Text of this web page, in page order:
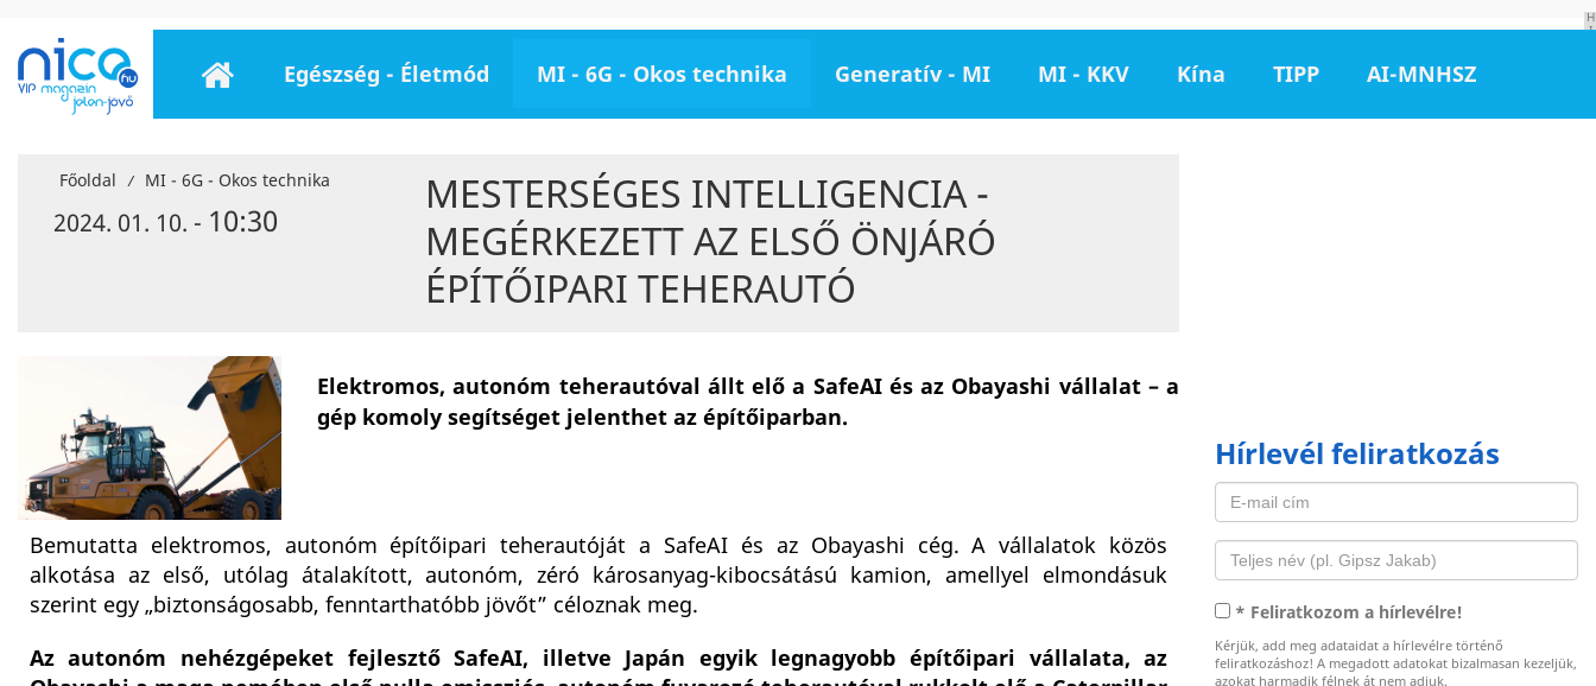
H
I
Egészség - Életmód MI - 6G - Okos technika Generatív - MI MI - KKV Kína TIPP AI-MNHSZ
Főoldal / MI - 6G - Okos technika
2024. 01. 10. - 10:30
MESTERSÉGES INTELLIGENCIA -
MEGÉRKEZETT AZ ELSŐ ÖNJÁRÓ
ÉPÍTŐIPARI TEHERAUTÓ
Elektromos, autonóm teherautóval állt elő a SafeAI és az Obayashi vállalat – a
gép komoly segítséget jelenthet az építőiparban.
Bemutatta elektromos, autonóm építőipari teherautóját a SafeAI és az Obayashi cég. A vállalatok közös
alkotása az első, utólag átalakított, autonóm, zéró károsanyag-kibocsátású kamion, amellyel elmondásuk
szerint egy „biztonságosabb, fenntarthatóbb jövőt” céloznak meg.
Az autonóm nehézgépeket fejlesztő SafeAI, illetve Japán egyik legnagyobb építőipari vállalata, az
Hírlevél feliratkozás
* Feliratkozom a hírlevélre!
Kérjük, add meg adataidat a hírlevélre történő
feliratkozáshoz! A megadott adatokat bizalmasan kezeljük,
azokat harmadik félnek át nem adjuk.